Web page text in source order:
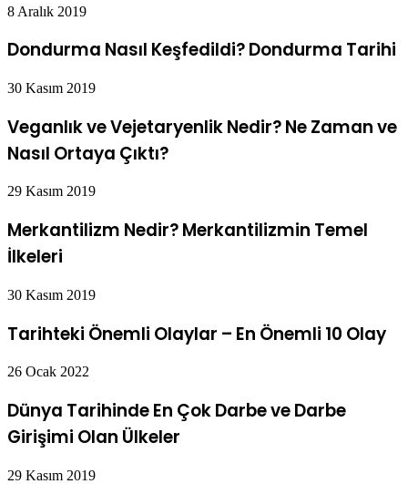
8 Aralık 2019
Dondurma Nasıl Keşfedildi? Dondurma Tarihi
30 Kasım 2019
Veganlık ve Vejetaryenlik Nedir? Ne Zaman ve
Nasıl Ortaya Çıktı?
29 Kasım 2019
Merkantilizm Nedir? Merkantilizmin Temel
İlkeleri
30 Kasım 2019
Tarihteki Önemli Olaylar – En Önemli 10 Olay
26 Ocak 2022
Dünya Tarihinde En Çok Darbe ve Darbe
Girişimi Olan Ülkeler
29 Kasım 2019